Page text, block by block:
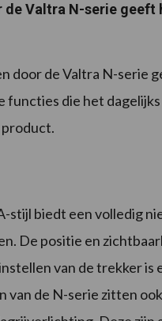
de Valtra N-serie
door de Valtra N-serie
functies die het
stijl biedt een volledig
De positie en
van de trekker is
van de N-serie zitten